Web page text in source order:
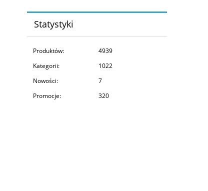
Statystyki
Produktów:
4939
Kategorii:
1022
Nowości:
7
Promocje:
320